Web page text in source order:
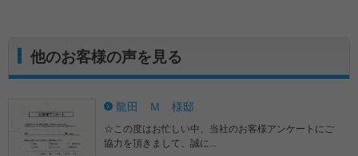
他のお客様の声を見る
龍田 Ｍ 様邸
☆この度はお忙しい中、当社のお客様アンケートにご
協力を頂きまして、誠に...